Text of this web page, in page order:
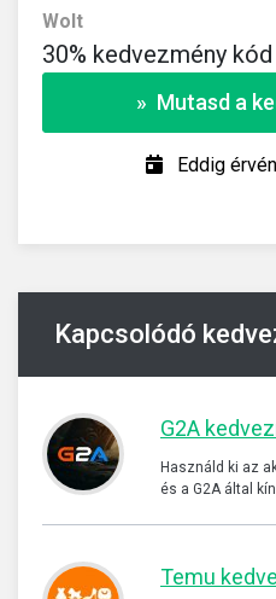
Wolt
30% kedvezmény kód
» Mutasd a
Eddig
Kapcsolódó
G2A
Használd ki az
és a G2A által
Temu